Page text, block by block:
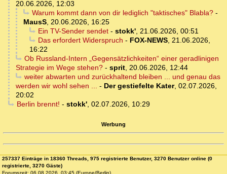
20.06.2026, 12:03
Warum kommt dann von dir lediglich "taktisches" Blabla?-
MausS, 20.06.2026, 16:25
Ein TV-Sender sendet- stokk', 21.06.2026, 00:51
Das erfordert Widerspruch - FOX-NEWS, 21.06.2026,
16:22
Ob Russland-Intern „Gegensätzlichkeiten“ einer geradlinigen
Strategie im Wege stehen? - sprit, 20.06.2026, 12:44
weiter abwarten und zurückhaltend bleiben ... und genau das
werden wir wohl sehen ... - Der gestiefelte Kater, 02.07.2026,
20:02
Berlin brennt! - stokk', 02.07.2026, 10:29
Werbung
257337 Einträge in 18360 Threads, 975 registrierte Benutzer, 3270 Benutzer online (0
registrierte, 3270 Gäste)
Forumszeit: 06.08.2026, 03:45 (Europe/Berlin)